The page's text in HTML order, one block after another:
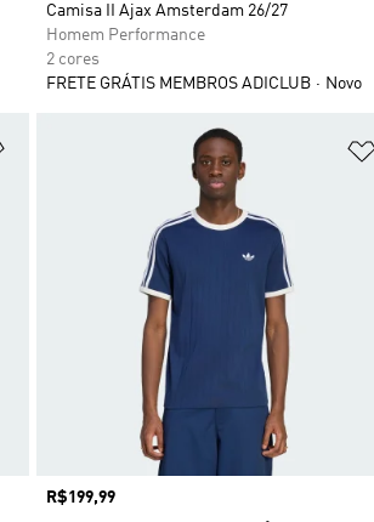
Camisa II Ajax Amsterdam 26/27
Homem Performance
2 cores
FRETE GRÁTIS MEMBROS ADICLUB
Novo
Adicionar à Lista de Desejos
Preço
R$199,99